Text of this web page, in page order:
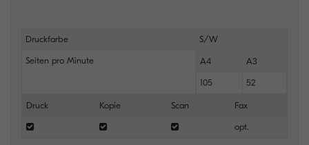
Druckfarbe S/W
Seiten pro Minute A4 A3
105 52
Druck Kopie Scan Fax
opt.